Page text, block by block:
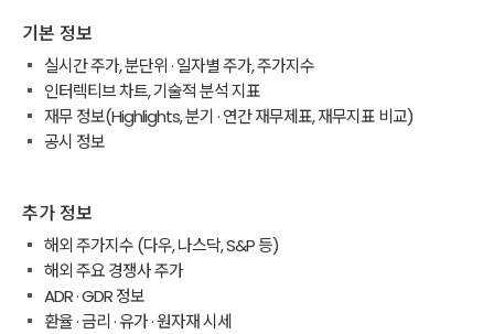
기본 정보
실시간 주가, 분단위 · 일자별 주가, 주가지수
인터렉티브 차트, 기술적 분석 지표
재무 정보(Highlights, 분기 · 연간 재무제표, 재무지표 비교)
공시 정보
추가 정보
해외 주가지수 (다우, 나스닥, S&P 등)
해외 주요 경쟁사 주가
ADR · GDR 정보
환율 · 금리 · 유가 · 원자재 시세